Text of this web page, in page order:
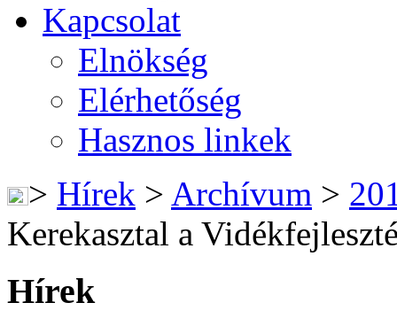
Kapcsolat
Elnökség
Elérhetőség
Hasznos linkek
> Hírek > Archívum >
Kerekasztal a
Hírek